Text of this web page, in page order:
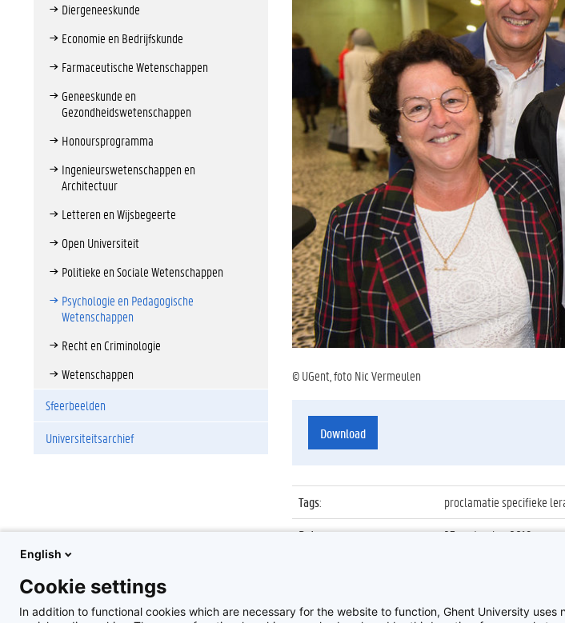
Diergeneeskunde
Economie en Bedrijfskunde
Farmaceutische Wetenschappen
Geneeskunde en
Gezondheidswetenschappen
Honoursprogramma
Ingenieurswetenschappen en
Architectuur
Letteren en Wijsbegeerte
Open Universiteit
Politieke en Sociale Wetenschappen
Psychologie en Pedagogische
Wetenschappen
Recht en Criminologie
Wetenschappen
Sfeerbeelden
Universiteitsarchief
© UGent, foto Nic Vermeulen
Download
Tags:
proclamatie specifieke
Datum:
23 september 2019
English
Cookie settings
In addition to functional cookies which are necessary for the website to function, Ghent University